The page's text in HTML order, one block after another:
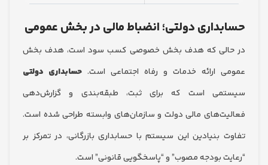
دولتی؛ انضباط مالی در بخش عمومی
که هدف بخش خصوصی کسب سود است، هدف بخش
ارائه خدمات و رفاه اجتماعی است.حسابداری دولتی
است که برای ثبت، طبقه‌بندی و گزارش‌دهی
مالی دولت و سازمان‌های وابسته طراحی شده است.
بنیادین این سیستم با حسابداری بازرگانی، در تمرکز بر
بودجه مصوب” و “پاسخگویی قانونی” است.